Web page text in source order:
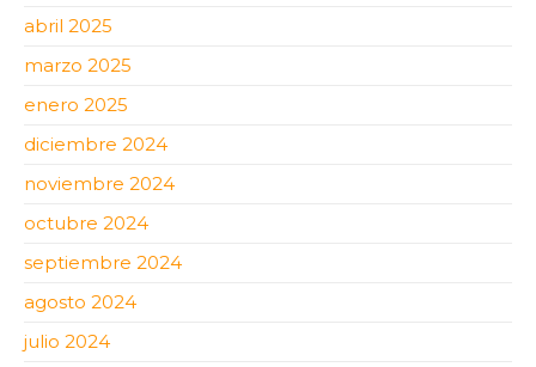
abril 2025
marzo 2025
enero 2025
diciembre 2024
noviembre 2024
octubre 2024
septiembre 2024
agosto 2024
julio 2024